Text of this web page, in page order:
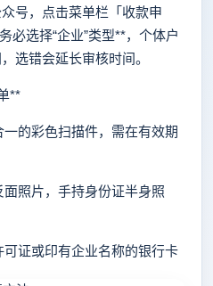
，点击菜单栏「收款申
必选择“企业”类型**，个体户
选错会延长审核时间。
**
的彩色扫描件，需在有效期
照片，手持身份证半身照
证或印有企业名称的银行卡